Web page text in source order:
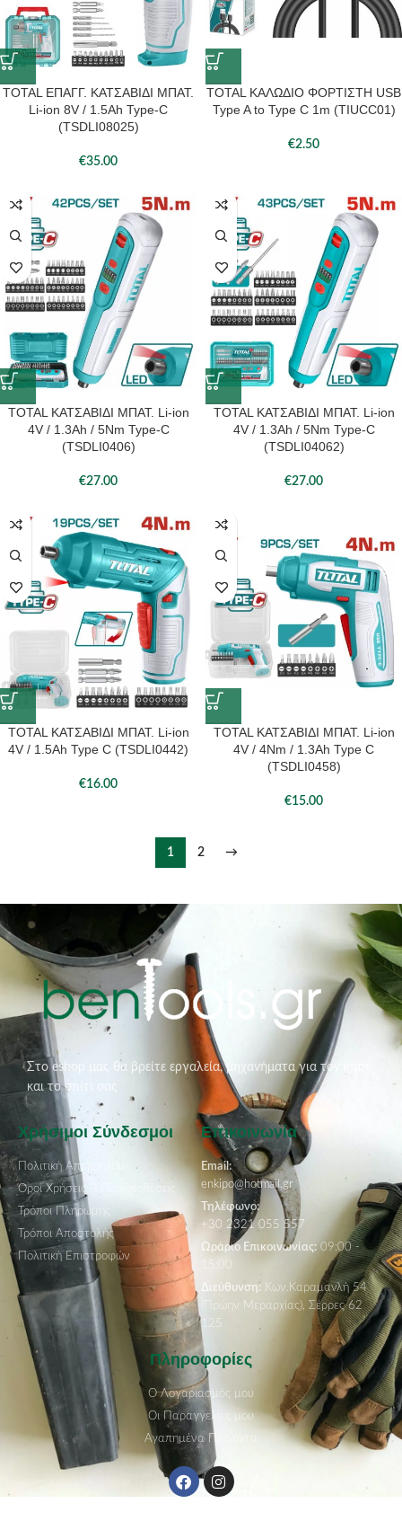
TOTAL ΕΠΑΓΓ. ΚΑΤΣΑΒΙΔΙ ΜΠΑΤ.
Li-ion 8V / 1.5Ah Type-C
(TSDLI08025)
€35.00
TOTAL ΚΑΛΩΔΙΟ ΦΟΡΤΙΣΤΗ USB
Type A to Type C 1m (TIUCC01)
€2.50
TOTAL ΚΑΤΣΑΒΙΔΙ ΜΠΑΤ. Li-ion
4V / 1.3Ah / 5Nm Type-C
(TSDLI0406)
€27.00
TOTAL ΚΑΤΣΑΒΙΔΙ ΜΠΑΤ. Li-ion
4V / 1.3Ah / 5Nm Type-C
(TSDLI04062)
€27.00
TOTAL ΚΑΤΣΑΒΙΔΙ ΜΠΑΤ. Li-ion
4V / 1.5Ah Type C (TSDLI0442)
€16.00
TOTAL ΚΑΤΣΑΒΙΔΙ ΜΠΑΤ. Li-ion
4V / 4Nm / 1.3Ah Type C
(TSDLI0458)
€15.00
1 2 →
Στο eshop μας θα βρείτε εργαλεία, μηχανήματα για τον κήπο
και το σπίτι σας
Χρήσιμοι Σύνδεσμοι
Πολιτική Απορρήτου
Όροι Χρήσεις & Προϋποθέσεις
Τρόποι Πληρωμής
Τρόποι Αποστολής
Πολιτική Επιστροφών
Επικοινωνία
Email:
enkipo@hotmail.gr
Τηλέφωνο:
+30 2321 055 557
Ωράριο Επικοινωνίας: 09:00 -
15:00
Διεύθυνση: Κων.Καραμανλή 54
(Πρώην Μεραρχίας), Σέρρες 62
125
Πληροφορίες
Ο Λογαριασμός μου
Οι Παραγγελίες μου
Αγαπημένα Προϊόντα